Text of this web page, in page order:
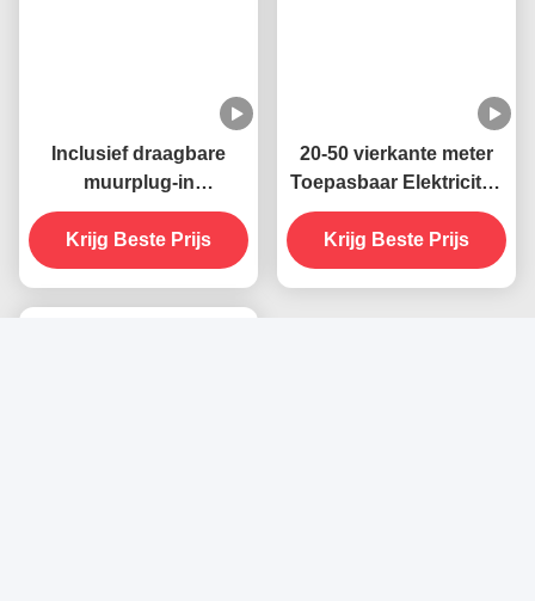
Inclusief draagbare
muurplug-in
stopcontact elektrische
395 NM UV
muggenverdelgende
Krijg Beste Prijs
20-50 vierkante meter
Toepasbaar Elektriciteit
Muur aansluiting Socket
UV muggenverdelger
Lamp Vaste staat Zeer
Krijg Beste Prijs